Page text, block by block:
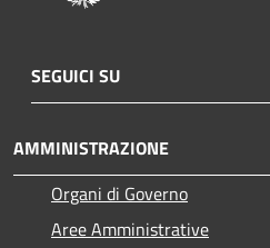
SEGUICI SU
AMMINISTRAZIONE
Organi di Governo
Aree Amministrative